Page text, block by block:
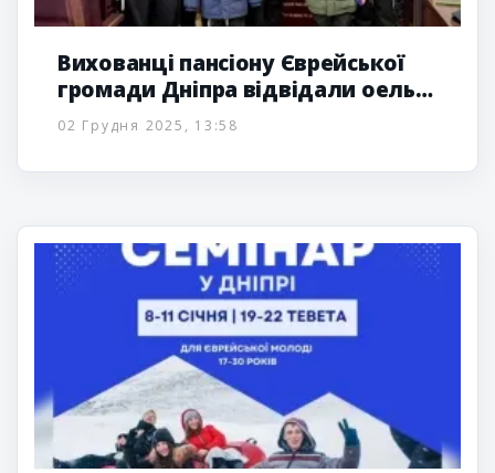
Вихованці пансіону Єврейської
громади Дніпра відвідали оель
Мітелер Ребе у Ніжині
02 Грудня 2025, 13:58